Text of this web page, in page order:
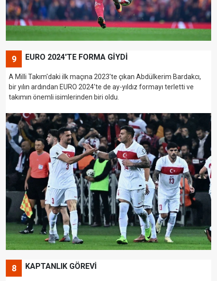
9 EURO 2024'TE FORMA GİYDİ
A Milli Takım'daki ilk maçına 2023'te çıkan Abdülkerim Bardakcı,
bir yılın ardından EURO 2024'te de ay-yıldız formayı terletti ve
takımın önemli isimlerinden biri oldu.
8 KAPTANLIK GÖREVİ